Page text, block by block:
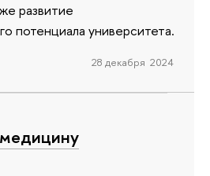
развитие
потенциала университета.
28 декабря 2024